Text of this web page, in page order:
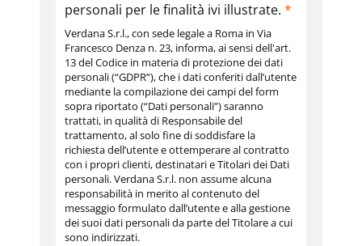
personali per le finalità ivi illustrate. *
Verdana S.r.l., con sede legale a Roma in Via
Francesco Denza n. 23, informa, ai sensi dell'art.
13 del Codice in materia di protezione dei dati
personali (“GDPR”), che i dati conferiti dall’utente
mediante la compilazione dei campi del form
sopra riportato (“Dati personali”) saranno
trattati, in qualità di Responsabile del
trattamento, al solo fine di soddisfare la
richiesta dell’utente e ottemperare al contratto
con i propri clienti, destinatari e Titolari dei Dati
personali. Verdana S.r.l. non assume alcuna
responsabilità in merito al contenuto del
messaggio formulato dall’utente e alla gestione
dei suoi dati personali da parte del Titolare a cui
sono indirizzati.